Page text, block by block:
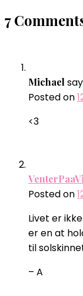
7
Michael
Posted on
<3
Posted on
Livet er
er en at
til
– A